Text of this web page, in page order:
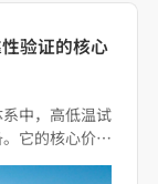
验证的核心
中，高低温试
它的核心价值